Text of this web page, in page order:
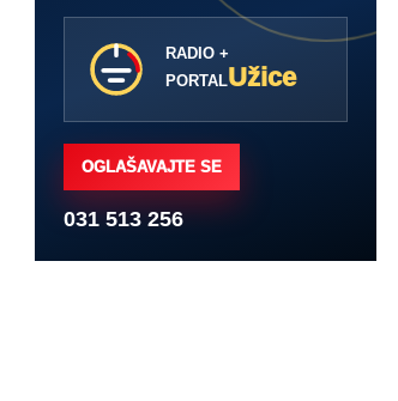
RADIO +
PORTALUžice
OGLAŠAVAJTE SE
031 513 256